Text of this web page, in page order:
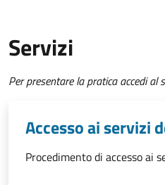
Servizi
Per presentare la pratica accedi al
Accesso ai servizi
Procedimento di accesso ai